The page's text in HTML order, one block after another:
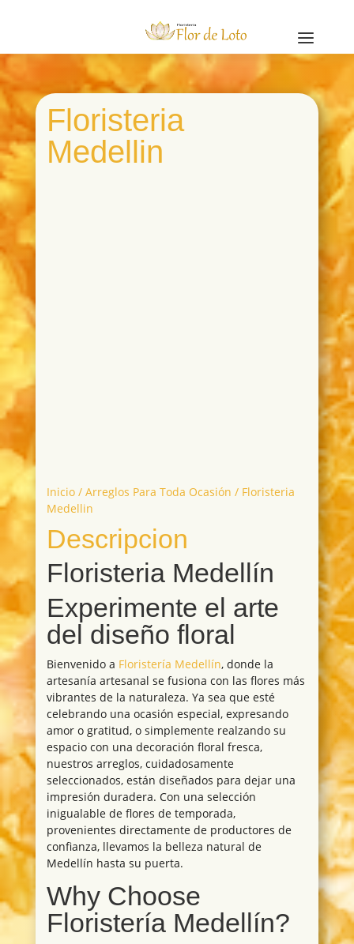
a
Floristeria
Medellin
Inicio/ Arreglos Para Toda Ocasión / Floristeria
Medellin
Descripcion
Floristeria Medellín
Experimente el arte
del diseño floral
Bienvenido a Floristería Medellín, donde la
artesanía artesanal se fusiona con las flores más
vibrantes de la naturaleza. Ya sea que esté
celebrando una ocasión especial, expresando
amor o gratitud, o simplemente realzando su
espacio con una decoración floral fresca,
nuestros arreglos, cuidadosamente
seleccionados, están diseñados para dejar una
impresión duradera. Con una selección
inigualable de flores de temporada,
provenientes directamente de productores de
confianza, llevamos la belleza natural de
Medellín hasta su puerta.
Why Choose
Floristería Medellín?